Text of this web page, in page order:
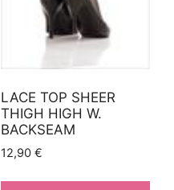
LACE TOP SHEER
THIGH HIGH W.
BACKSEAM
12,90 €